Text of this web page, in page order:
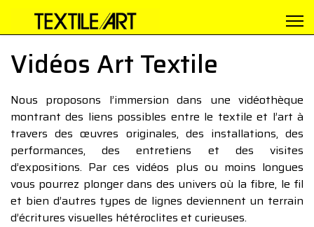
Vidéos Art Textile
Nous proposons l’immersion dans une vidéothèque
montrant des liens possibles entre le textile et l’art à
travers des œuvres originales, des installations, des
performances, des entretiens et des visites
d’expositions. Par ces vidéos plus ou moins longues
vous pourrez plonger dans des univers où la fibre, le fil
et bien d’autres types de lignes deviennent un terrain
d’écritures visuelles hétéroclites et curieuses.